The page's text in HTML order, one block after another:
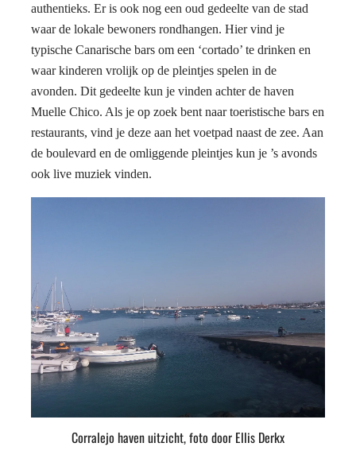
authentieks. Er is ook nog een oud gedeelte van de stad
waar de lokale bewoners rondhangen. Hier vind je
typische Canarische bars om een ‘cortado’ te drinken en
waar kinderen vrolijk op de pleintjes spelen in de
avonden. Dit gedeelte kun je vinden achter de haven
Muelle Chico. Als je op zoek bent naar toeristische bars en
restaurants, vind je deze aan het voetpad naast de zee. Aan
de boulevard en de omliggende pleintjes kun je ’s avonds
ook live muziek vinden.
Corralejo haven uitzicht, foto door Ellis Derkx